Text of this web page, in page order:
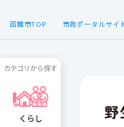
函館市TOP 市政ポータルサイ
野
カテゴリから探す
くらし